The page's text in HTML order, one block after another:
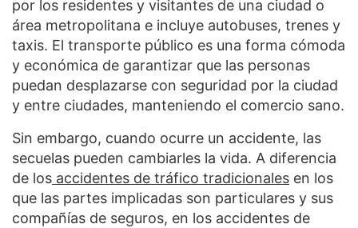
por los residentes y visitantes de una ciudad o
área metropolitana e incluye autobuses, trenes y
taxis. El transporte público es una forma cómoda
y económica de garantizar que las personas
puedan desplazarse con seguridad por la ciudad
y entre ciudades, manteniendo el comercio sano.
Sin embargo, cuando ocurre un accidente, las
secuelas pueden cambiarles la vida. A diferencia
de los accidentes de tráfico tradicionales en los
que las partes implicadas son particulares y sus
compañías de seguros, en los accidentes de